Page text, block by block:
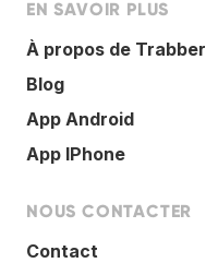
EN SAVOIR PLUS
À propos de Trabber
Blog
App Android
App IPhone
NOUS CONTACTER
Contact